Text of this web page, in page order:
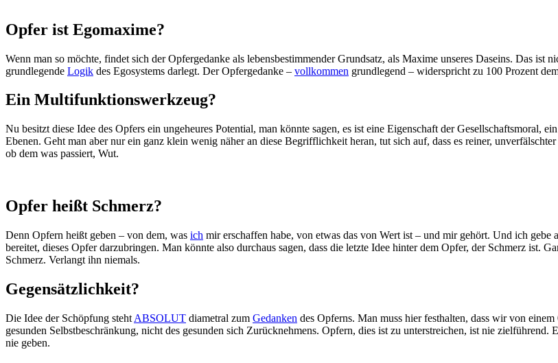
Opfer ist Egomaxime?
Wenn man so möchte, findet sich der Opfergedanke als lebensbestimmender Grundsatz, als Maxime unseres Daseins. Das ist
grundlegende Logik des Egosystems darlegt. Der Opfergedanke – vollkommen grundlegend – widerspricht zu 100 Prozent
Ein Multifunktionswerkzeug?
Nu besitzt diese Idee des Opfers ein ungeheures Potential, man könnte sagen, es ist eine Eigenschaft der
Ebenen. Geht man aber nur ein ganz klein wenig näher an diese Begrifflichkeit heran, tut sich auf, dass es reiner,
ob dem was passiert, Wut.
Opfer heißt Schmerz?
Denn Opfern heißt geben – von dem, was ich mir erschaffen habe, von etwas das von Wert ist – und mir gehört. Und ich gebe
bereitet, dieses Opfer darzubringen. Man könnte also durchaus sagen, dass die letzte Idee hinter dem Opfer, der Schmerz ist.
Schmerz. Verlangt ihn niemals.
Gegensätzlichkeit?
Die Idee der Schöpfung steht ABSOLUT diametral zum Gedanken des Opferns. Man muss hier festhalten, dass wir von
gesunden Selbstbeschränkung, nicht des gesunden sich Zurücknehmens. Opfern, dies ist zu unterstreichen, ist nie
nie geben.